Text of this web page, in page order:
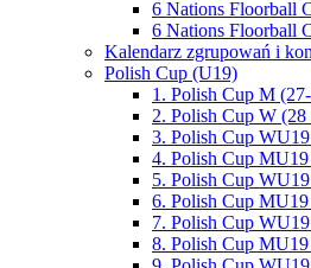
6 Nations Floorball
6 Nations Floorball
Kalendarz zgrupowań i
Polish Cup (U19)
1. Polish Cup M
2. Polish Cup W
3. Polish Cup
4. Polish Cup
5. Polish Cup
6. Polish Cup
7. Polish Cup
8. Polish Cup